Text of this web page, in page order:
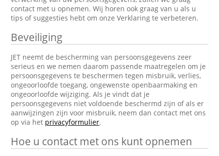
contact met u opnemen. Wij horen ook graag van u als u
tips of suggesties hebt om onze Verklaring te verbeteren.
Beveiliging
JET neemt de bescherming van persoonsgegevens zeer
serieus en we nemen daarom passende maatregelen om je
persoonsgegevens te beschermen tegen misbruik, verlies,
ongeoorloofde toegang, ongewenste openbaarmaking en
ongeoorloofde wijziging. Als je vindt dat je
persoonsgegevens niet voldoende beschermd zijn of als er
aanwijzingen zijn voor misbruik, neem dan contact met ons
op via het privacyformulier.
Hoe u contact met ons kunt opnemen